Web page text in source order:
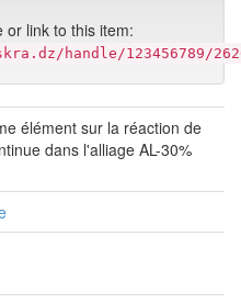
or link to this item:
handle/123456789/
élément sur la réaction de
dans l'alliage AL-30%